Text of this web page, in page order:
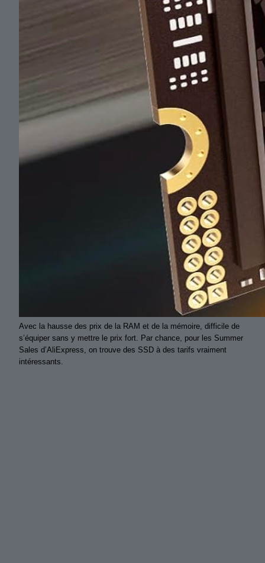
Avec la hausse des prix de la RAM et de la mémoire, difficile de
s’équiper sans y mettre le prix fort. Par chance, pour les Summer
Sales d’AliExpress, on trouve des SSD à des tarifs vraiment
intéressants.